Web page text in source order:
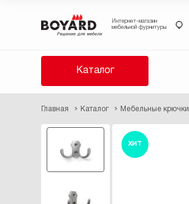
Интернет-магазин
мебельной фурнитуры
Каталог
Главная Каталог Мебельные крючки
ХИТ